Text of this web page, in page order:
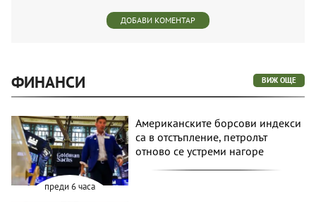
ДОБАВИ КОМЕНТАР
ФИНАНСИ ВИЖ ОЩЕ
преди 6 часа
Американските борсови индекси
са в отстъпление, петролът
отново се устреми нагоре